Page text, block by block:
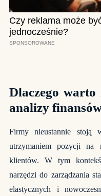
Dlaczego
analizy
Firmy nieustannie stoją
utrzymaniem pozycji na
klientów. W tym
narzędzi do zarządzania
elastycznych i